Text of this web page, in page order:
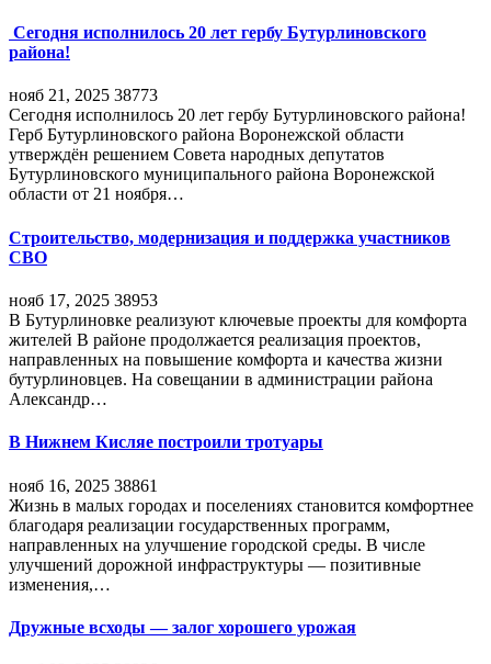
Сегодня исполнилось 20 лет гербу Бутурлиновского
района!
нояб 21, 2025 38773
Сегодня исполнилось 20 лет гербу Бутурлиновского района!
Герб Бутурлиновского района Воронежской области
утверждён решением Совета народных депутатов
Бутурлиновского муниципального района Воронежской
области от 21 ноября…
Строительство, модернизация и поддержка участников
СВО
нояб 17, 2025 38953
В Бутурлиновке реализуют ключевые проекты для комфорта
жителей В районе продолжается реализация проектов,
направленных на повышение комфорта и качества жизни
бутурлиновцев. На совещании в администрации района
Александр…
В Нижнем Кисляе построили тротуары
нояб 16, 2025 38861
Жизнь в малых городах и поселениях становится комфортнее
благодаря реализации государственных программ,
направленных на улучшение городской среды. В числе
улучшений дорожной инфраструктуры — позитивные
изменения,…
Дружные всходы — залог хорошего урожая